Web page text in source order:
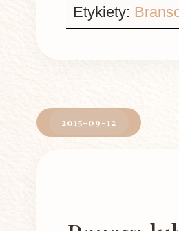
Etykiety:
2015-09-12